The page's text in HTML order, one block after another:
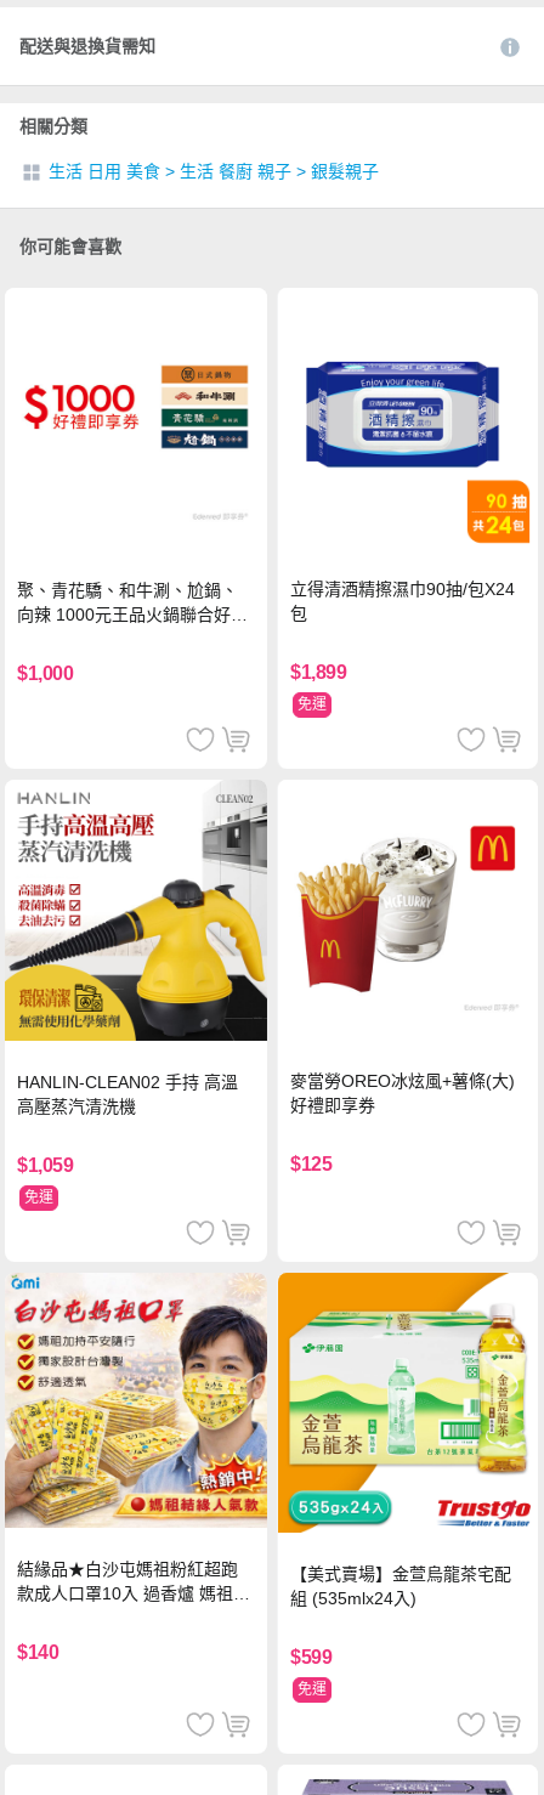
配送與退換貨需知
相關分類
生活 日用 美食 > 生活 餐廚 親子 > 銀髮親子
你可能會喜歡
聚、青花驕、和牛涮、尬鍋、
向辣 1000元王品火鍋聯合好禮
$1,000
立得清酒精擦濕巾90抽/包X24
包
$1,899
免運
HANLIN-CLEAN02 手持 高溫
高壓蒸汽清洗機
$1,059
免運
麥當勞OREO冰炫風+薯條(大)
好禮即享券
$125
結緣品★白沙屯媽祖粉紅超跑
款成人口罩10入 過香爐 媽祖加
$140
【美式賣場】金萱烏龍茶宅配
組 (535mlx24入)
$599
免運